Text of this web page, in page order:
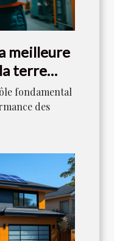
meilleure
terre
?fondamental
des